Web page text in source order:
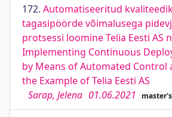
172. Automatiseeritud
tagasipöörde võimalusega
protsessi loomine Telia Eesti AS
Implementing Continuous
by Means of Automated Control
the Example of Telia Eesti AS
Sarap, Jelena 01.06.2021